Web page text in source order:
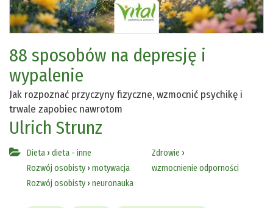
88 sposobów na depresję i
wypalenie
Jak rozpoznać przyczyny fizyczne, wzmocnić psychikę i
trwale zapobiec nawrotom
Ulrich Strunz
Dieta › dieta - inne
Rozwój osobisty › motywacja
Rozwój osobisty › neuronauka
Zdrowie ›
wzmocnienie odporności